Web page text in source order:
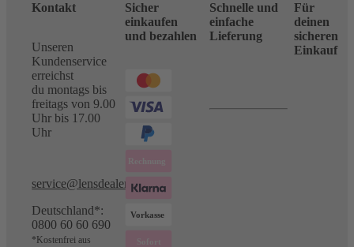
Kontakt
Unseren
Kundenservice
erreichst
du montags bis
freitags von 9.00
Uhr bis 17.00
Uhr
service@lensdealer.com
Deutschland*:
0800 60 60 690
*Kostenfrei aus
Sicher
einkaufen
und bezahlen
Schnelle und
einfache
Lieferung
Für
deinen
sicheren
Einkauf